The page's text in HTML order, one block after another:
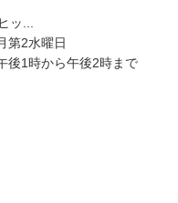
ッ...
第2水曜日
後1時から午後2時まで